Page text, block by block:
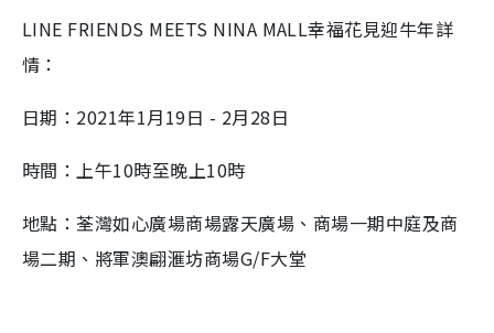
LINE FRIENDS MEETS NINA MALL幸福花見迎牛年詳
情：
日期：2021年1月19日 - 2月28日
時間：上午10時至晚上10時
地點：荃灣如心廣場商場露天廣場、商場一期中庭及商
場二期、將軍澳翩滙坊商場G/F大堂